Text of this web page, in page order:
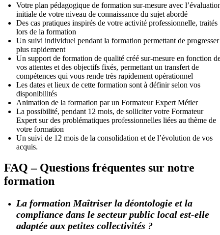
Votre plan pédagogique de formation sur-mesure avec
initiale de votre niveau de connaissance du sujet abordé
Des cas pratiques inspirés de votre activité professionnelle, traités
lors de la formation
Un suivi individuel pendant la formation permettant de progresser
plus rapidement
Un support de formation de qualité créé sur-mesure en fonction
vos attentes et des objectifs fixés, permettant un transfert de
compétences qui vous rende très rapidement opérationnel
Les dates et lieux de cette formation sont à définir selon vos
disponibilités
Animation de la formation par un Formateur Expert Métier
La possibilité, pendant 12 mois, de solliciter votre Formateur
Expert sur des problématiques professionnelles liées au thème de
votre formation
Un suivi de 12 mois de la consolidation et de l’évolution de vos
acquis.
FAQ – Questions fréquentes sur notre
formation
La formation Maîtriser la déontologie et la
compliance dans le secteur public local est-elle
adaptée aux petites collectivités ?